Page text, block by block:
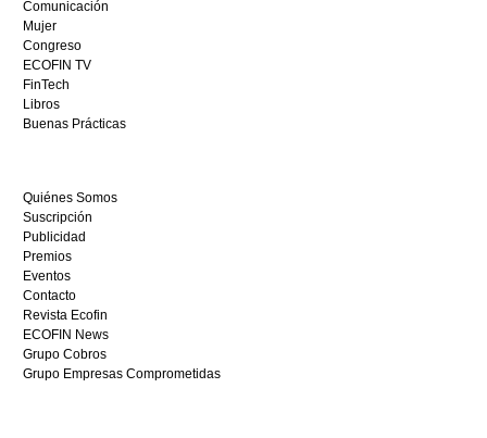
España,
visita
este
sitio
restaurantedonmauro.es
y
hoy
mismo.
Comunicación
Mujer
Congreso
ECOFIN TV
FinTech
Libros
Buenas Prácticas
Quiénes Somos
Suscripción
Publicidad
Premios
Eventos
Contacto
Revista Ecofin
ECOFIN News
Grupo Cobros
Grupo Empresas Comprometidas